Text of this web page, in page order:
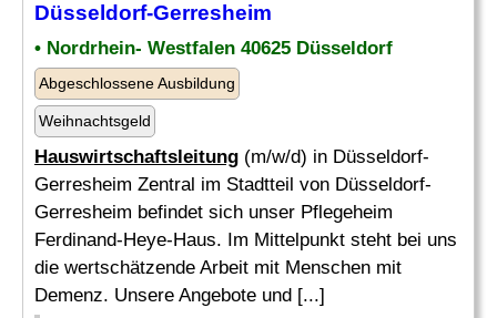
Düsseldorf-Gerresheim
• Nordrhein- Westfalen 40625 Düsseldorf
Abgeschlossene Ausbildung
Weihnachtsgeld
Hauswirtschaftsleitung (m/w/d) in Düsseldorf-
Gerresheim Zentral im Stadtteil von Düsseldorf-
Gerresheim befindet sich unser Pflegeheim
Ferdinand-Heye-Haus. Im Mittelpunkt steht bei uns
die wertschätzende Arbeit mit Menschen mit
Demenz. Unsere Angebote und [...]